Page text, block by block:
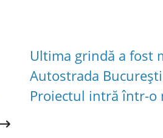
Ultima grindă a fost
Autostrada
Proiectul intră într-o